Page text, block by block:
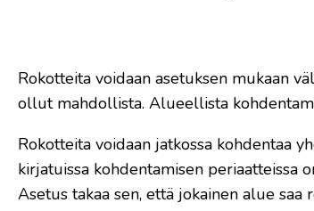
Rokotteita voidaan asetuksen mukaan
ollut mahdollista. Alueellista
Rokotteita voidaan jatkossa kohdentaa
kirjatuissa kohdentamisen periaatteissa
Asetus takaa sen, että jokainen alue saa